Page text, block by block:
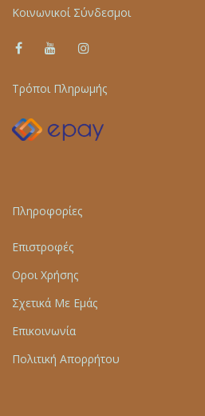
Κοινωνικοί Σύνδεσμοι
Τρόποι Πληρωμής
Πληροφορίες
Επιστροφές
Οροι Χρήσης
Σχετικά Με Εμάς
Επικοινωνία
Πολιτική Απορρήτου